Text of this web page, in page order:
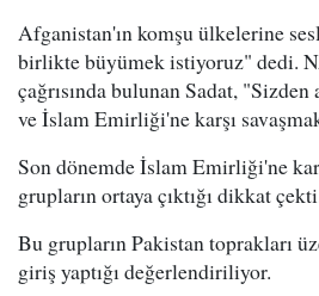
Afganistan'ın komşu ülkelerine
birlikte büyümek istiyoruz" dedi.
çağrısında bulunan Sadat,
ve İslam Emirliği'ne karşı
Son dönemde İslam Emirliği'ne
grupların ortaya çıktığı dikkat
Bu grupların Pakistan toprakları
giriş yaptığı değerlendiriliyor.